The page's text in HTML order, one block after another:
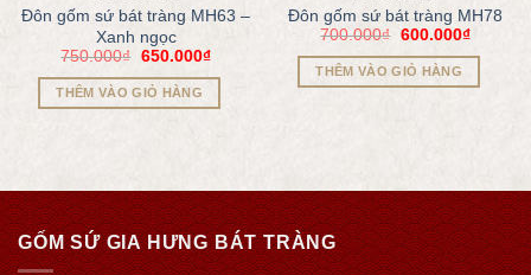
Đôn gốm sứ bát tràng MH63 –
Xanh ngọc
750.000₫ 650.000₫
THÊM VÀO GIỎ HÀNG
Đôn gốm sứ bát tràng MH78
700.000₫ 600.000₫
THÊM VÀO GIỎ HÀNG
GỐM SỨ GIA HƯNG BÁT TRÀNG